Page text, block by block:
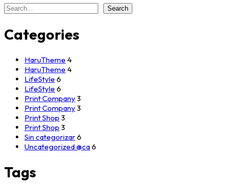
Search Search
Categories
HaruTheme 4
HaruTheme 4
LifeStyle 6
LifeStyle 6
Print Company3
Print Company3
Print Shop 3
Print Shop 3
Sin categorizar6
Uncategorized @ca6
Tags